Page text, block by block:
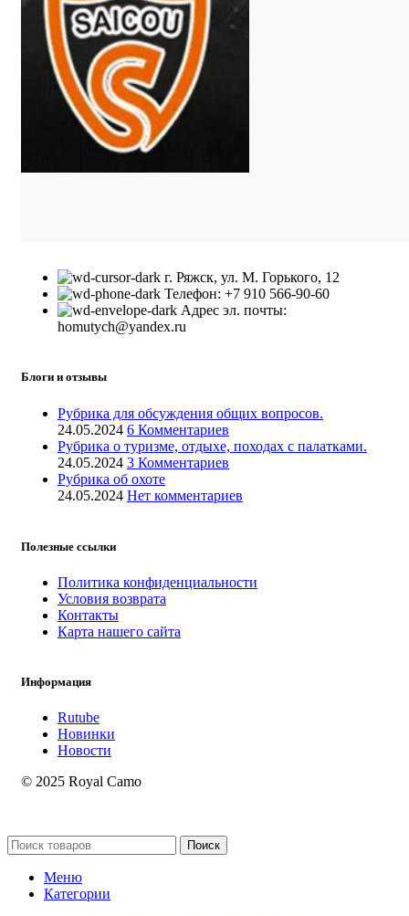
г. Ряжск, ул. М. Горького, 12
Телефон: +7 910 566-90-60
Адрес эл. почты:
homutych@yandex.ru
Блоги и отзывы
Рубрика для обсуждения общих вопросов.
24.05.2024 6 Комментариев
Рубрика о туризме, отдыхе, походах с палатками.
24.05.2024 3 Комментариев
Рубрика об охоте
24.05.2024 Нет комментариев
Полезные ссылки
Политика конфиденциальности
Условия возврата
Контакты
Карта нашего сайта
Информация
Rutube
Новинки
Новости
© 2025 Royal Camo
Поиск
Меню
Категории